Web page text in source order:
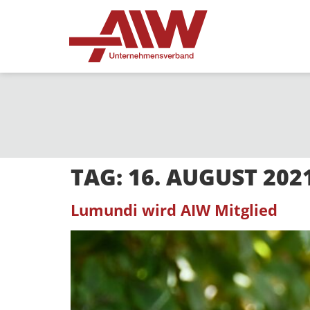
TAG: 16. AUGUST
Lumundi wird AIW Mitglied